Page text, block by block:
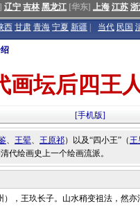
辽宁 吉林 黑龙江 [华东] 上海 江苏
西 甘肃 青海 宁夏 新疆 当代 民国
画坛后四王
[手机版]
、 王翚、 王原祁）以及“四小王”（王
代绘画史上一个绘画流派。
王玖长子。山水稍变祖法，然亦